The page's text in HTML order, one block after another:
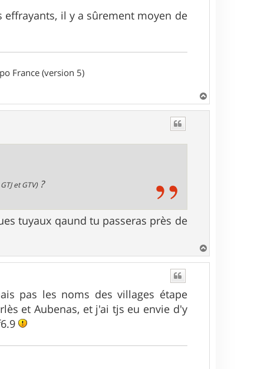
il y a sûrement moyen de
France (version 5)
a
et GTV)?
tuyaux qaund tu passeras près de
a
pas les noms des villages étape
et Aubenas, et j'ai tjs eu envie d'y